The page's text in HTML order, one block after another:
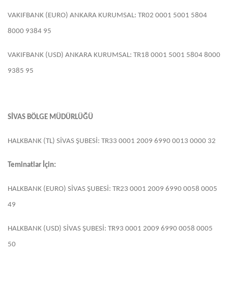
VAKIFBANK (EURO) ANKARA KURUMSAL: TR02 0001 5001 5804
8000 9384 95
VAKIFBANK (USD) ANKARA KURUMSAL: TR18 0001 5001 5804 8000
9385 95
SİVAS BÖLGE MÜDÜRLÜĞÜ
HALKBANK (TL) SİVAS ŞUBESİ: TR33 0001 2009 6990 0013 0000 32
Teminatlar İçin:
HALKBANK (EURO) SİVAS ŞUBESİ: TR23 0001 2009 6990 0058 0005
49
HALKBANK (USD) SİVAS ŞUBESİ: TR93 0001 2009 6990 0058 0005
50